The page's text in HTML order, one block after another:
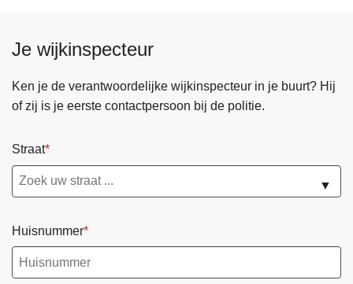
Je wijkinspecteur
Ken je de verantwoordelijke wijkinspecteur in je buurt? Hij
of zij is je eerste contactpersoon bij de politie.
Straat
▼
Huisnummer